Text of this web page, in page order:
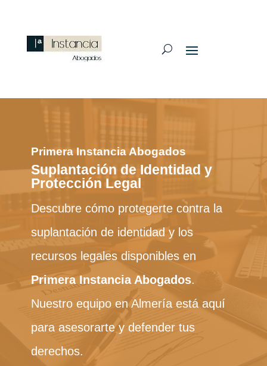
Primera Instancia Abogados
Suplantación de Identidad y
Protección Legal
Descubre cómo protegerte contra la
suplantación de identidad y los
recursos legales disponibles en
Primera Instancia Abogados.
Nuestro equipo en Almería está aquí
para asesorarte y defender tus
derechos.